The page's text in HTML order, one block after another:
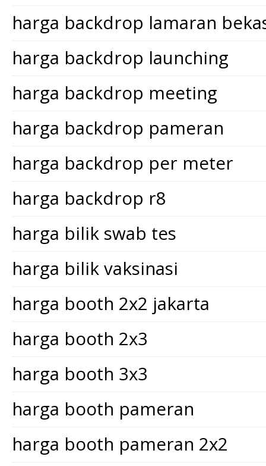
harga backdrop lamaran
harga backdrop launching
harga backdrop meeting
harga backdrop pameran
harga backdrop per meter
harga backdrop r8
harga bilik swab tes
harga bilik vaksinasi
harga booth 2x2 jakarta
harga booth 2x3
harga booth 3x3
harga booth pameran
harga booth pameran 2x2